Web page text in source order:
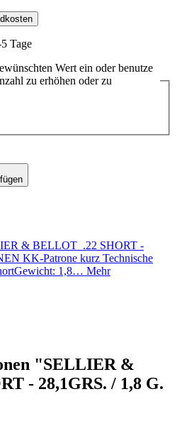
Tage
Wert ein oder benutze
zu erhöhen oder zu
& BELLOT .22 SHORT -
KK-Patrone kurz Technische
1,8… Mehr
"SELLIER &
- 28,1GRS. / 1,8 G.